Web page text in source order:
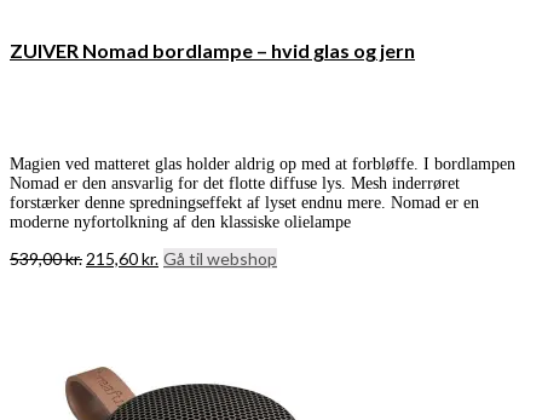
ZUIVER Nomad bordlampe – hvid glas og jern
Magien ved matteret glas holder aldrig op med at forbløffe. I bordlampen
Nomad er den ansvarlig for det flotte diffuse lys. Mesh inderrøret
forstærker denne spredningseffekt af lyset endnu mere. Nomad er en
moderne nyfortolkning af den klassiske olielampe
539,00kr. Den
215,60kr. Den
Gå til webshop